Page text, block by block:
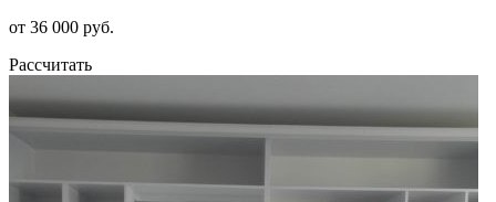
от 36 000 руб.
Рассчитать